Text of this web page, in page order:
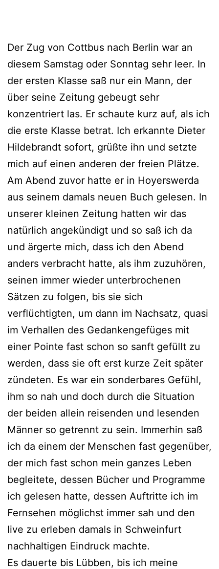
Der Zug von Cottbus nach Berlin war an
diesem Samstag oder Sonntag sehr leer. In
der ersten Klasse saß nur ein Mann, der
über seine Zeitung gebeugt sehr
konzentriert las. Er schaute kurz auf, als ich
die erste Klasse betrat. Ich erkannte Dieter
Hildebrandt sofort, grüßte ihn und setzte
mich auf einen anderen der freien Plätze.
Am Abend zuvor hatte er in Hoyerswerda
aus seinem damals neuen Buch gelesen. In
unserer kleinen Zeitung hatten wir das
natürlich angekündigt und so saß ich da
und ärgerte mich, dass ich den Abend
anders verbracht hatte, als ihm zuzuhören,
seinen immer wieder unterbrochenen
Sätzen zu folgen, bis sie sich
verflüchtigten, um dann im Nachsatz, quasi
im Verhallen des Gedankengefüges mit
einer Pointe fast schon so sanft gefüllt zu
werden, dass sie oft erst kurze Zeit später
zündeten. Es war ein sonderbares Gefühl,
ihm so nah und doch durch die Situation
der beiden allein reisenden und lesenden
Männer so getrennt zu sein. Immerhin saß
ich da einem der Menschen fast gegenüber,
der mich fast schon mein ganzes Leben
begleitete, dessen Bücher und Programme
ich gelesen hatte, dessen Auftritte ich im
Fernsehen möglichst immer sah und den
live zu erleben damals in Schweinfurt
nachhaltigen Eindruck machte.
Es dauerte bis Lübben, bis ich meine